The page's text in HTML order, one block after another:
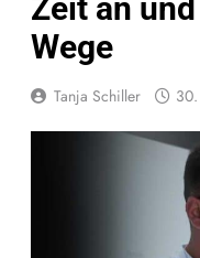
Zeit an
Wege
Tanja Schiller